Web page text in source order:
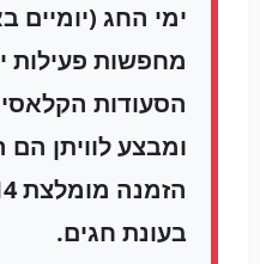
ימי החג
מחפשות פעילות
הסעודות
ומבצע לוויתן הם
בעונת חגים.